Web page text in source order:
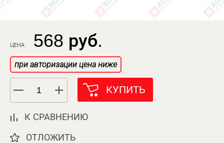
ЦЕНА 568 руб.
при авторизации цена ниже
КУПИТЬ
К СРАВНЕНИЮ
ОТЛОЖИТЬ